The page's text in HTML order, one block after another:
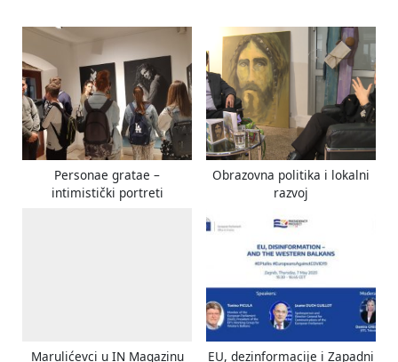
i
o
u
s
P
o
s
P
o
s
t
:
Personae gratae –
intimistički portreti
Obrazovna politika i lokalni
razvoj
Marulićevci u IN Magazinu
EU, dezinformacije i Zapadni